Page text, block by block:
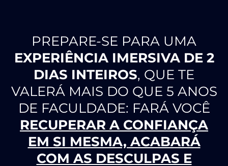
PREPARE-SE PARA UMA
EXPERIÊNCIA IMERSIVA DE 2
DIAS INTEIROS, QUE TE
VALERÁ MAIS DO QUE 5 ANOS
DE FACULDADE: FARÁ VOCÊ
RECUPERAR A CONFIANÇA
EM SI MESMA, ACABARÁ
COM AS DESCULPAS E